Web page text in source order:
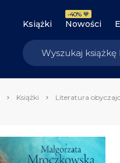
Książki Nowości
-40% 💙
Książki Literatura